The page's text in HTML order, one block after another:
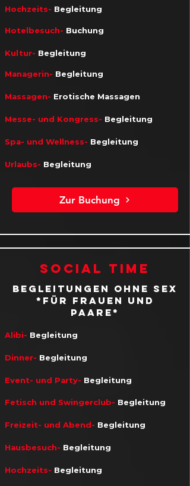
​Hochzeits- Begleitung
Hotelbesuch- Buchung
Kultur- Begleitung
Managerin- Begleitung
Massagen- Erotische Massagen
Messe- und Kongress- Begleitung
Spa- und Wellness- Begleitung
Urlaubs- Begleitung
Zur Buchung
Social Time
BEGLEITUNGEN OHNE SEX
*für Frauen und
paare*
Alibi- Begleitung
Dinner- Begleitung
​​​Event- und Party-​ Begleitung
​Fetisch und Swingerclub- Begleitung
Freizeit- und Abend- Begleitung
Hausbesuch- Begleitung
Hochzeits- Begleitung